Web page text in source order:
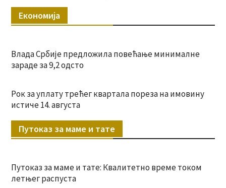
Економија
Влада Србије предложила повећање минималне
зараде за 9,2 одсто
Рок за уплату трећег квартала пореза на имовину
истиче 14. августа
Путоказ за маме и тате
Путоказ за маме и тате: Квалитетно време током
летњег распуста